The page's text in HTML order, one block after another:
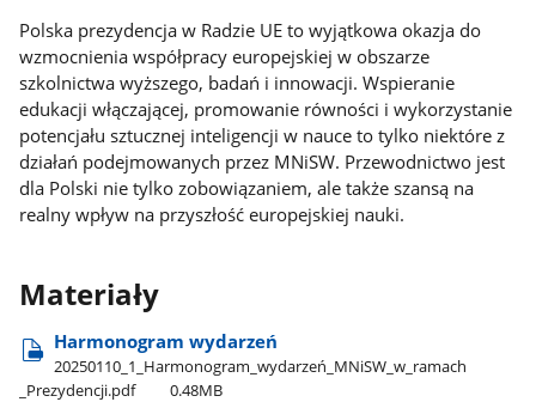
Polska prezydencja w Radzie UE to wyjątkowa okazja do
wzmocnienia współpracy europejskiej w obszarze
szkolnictwa wyższego, badań i innowacji. Wspieranie
edukacji włączającej, promowanie równości i wykorzystanie
potencjału sztucznej inteligencji w nauce to tylko niektóre z
działań podejmowanych przez MNiSW. Przewodnictwo jest
dla Polski nie tylko zobowiązaniem, ale także szansą na
realny wpływ na przyszłość europejskiej nauki.
Materiały
Harmonogram wydarzeń
20250110​_1​_Harmonogram​_wydarzeń​_MNiSW​_w​_ramach​
_Prezydencji.pdf
0.48MB